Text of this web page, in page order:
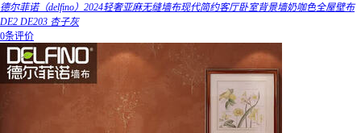
德尔菲诺（delfino）2024轻奢亚麻无缝墙布现代简约客厅卧室背景墙奶咖色全屋壁布
DE2 DE203 杏子灰
0条评价